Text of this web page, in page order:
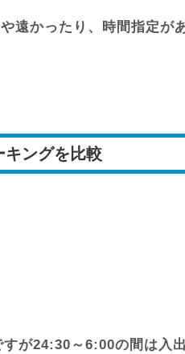
かったり、時間指定が
キングを比較
が24:30～6:00の間は入